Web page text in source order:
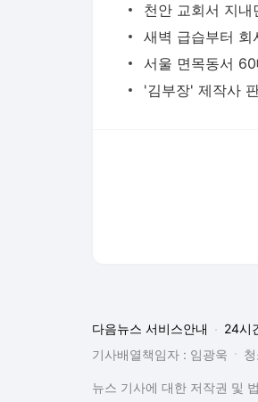
다음뉴스 서비스안내 24시
기사배열책임자 : 임광욱
뉴스 기사에 대한 저작권 및